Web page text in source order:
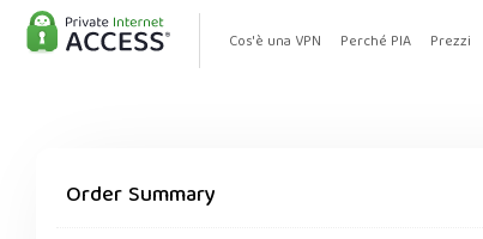
Cos'è una VPN Perché PIA Prezzi
Order Summary